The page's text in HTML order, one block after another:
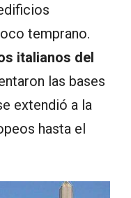
temprano.
italianos del
las bases
extendió a la
hasta el